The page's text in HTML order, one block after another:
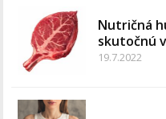
Nutričná
skutočnú
19.7.2022